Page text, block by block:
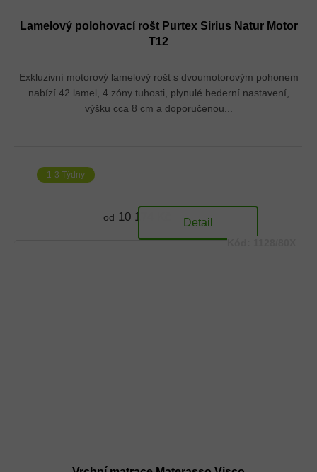
Lamelový polohovací rošt Purtex Sirius Natur Motor
T12
Exkluzivní motorový lamelový rošt s dvoumotorovým pohonem
nabízí 42 lamel, 4 zóny tuhosti, plynulé bederní nastavení,
výšku cca 8 cm a doporučenou...
1-3 Týdny
od 10 174 Kč Detail